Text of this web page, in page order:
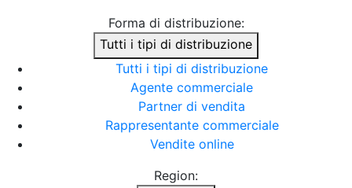
Forma di distribuzione:
Tutti i tipi di distribuzione
Tutti i tipi di distribuzione
Agente commerciale
Partner di vendita
Rappresentante commerciale
Vendite online
Region: